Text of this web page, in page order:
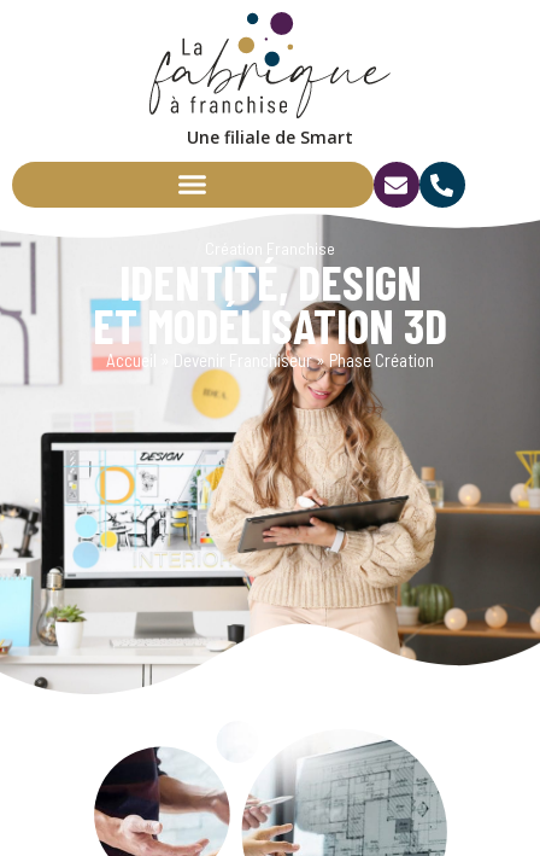
Une
Création Franchise
IDENTITÉ, DESIGN
ET MODÉLISATION 3D
Accueil Devenir Franchiseur»Phase Création